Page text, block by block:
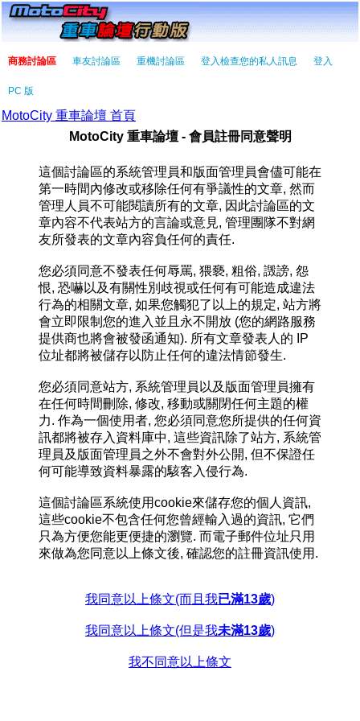
商務討論區 車友討論區 重機討論區 登入檢查您的私人訊息 登入
PC 版
MotoCity 重車論壇 首頁
MotoCity 重車論壇 - 會員註冊同意聲明
這個討論區的系統管理員和版面管理員會儘可能在
第一時間內修改或移除任何有爭議性的文章, 然而
管理人員不可能閱讀所有的文章, 因此討論區的文
章內容不代表站方的言論或意見, 管理團隊不對網
友所發表的文章內容負任何的責任.
您必須同意不發表任何辱罵, 猥褻, 粗俗, 譭謗, 怨
恨, 恐嚇以及有關性別歧視或任何有可能造成違法
行為的相關文章, 如果您觸犯了以上的規定, 站方將
會立即限制您的進入並且永不開放 (您的網路服務
提供商也將會被發函通知). 所有文章發表人的 IP
位址都將被儲存以防止任何的違法情節發生.
您必須同意站方, 系統管理員以及版面管理員擁有
在任何時間刪除, 修改, 移動或關閉任何主題的權
力. 作為一個使用者, 您必須同意您所提供的任何資
訊都將被存入資料庫中, 這些資訊除了站方, 系統管
理員及版面管理員之外不會對外公開, 但不保證任
何可能導致資料暴露的駭客入侵行為.
這個討論區系統使用cookie來儲存您的個人資訊,
這些cookie不包含任何您曾經輸入過的資訊, 它們
只為方便您能更便捷的瀏覽. 而電子郵件位址只用
來做為您同意以上條文後, 確認您的註冊資訊使用.
我同意以上條文(而且我已滿13歲)
我同意以上條文(但是我未滿13歲)
我不同意以上條文